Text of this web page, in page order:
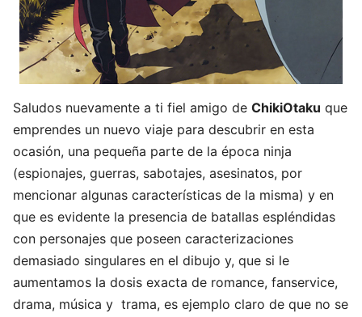
Saludos nuevamente a ti fiel amigo de ChikiOtaku que
emprendes un nuevo viaje para descubrir en esta
ocasión, una pequeña parte de la época ninja
(espionajes, guerras, sabotajes, asesinatos, por
mencionar algunas características de la misma) y en
que es evidente la presencia de batallas espléndidas
con personajes que poseen caracterizaciones
demasiado singulares en el dibujo y, que si le
aumentamos la dosis exacta de romance, fanservice,
drama, música y trama, es ejemplo claro de que no se